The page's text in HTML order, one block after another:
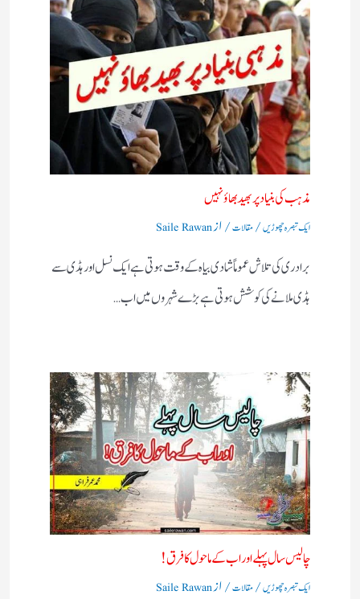
مذہب کی بنیاد پر بھید بھاؤ نہیں​
ایک تبصرہ چھوڑیں/مقالات/ ازSaile Rawan
برادری کی تلاش عموماً شادی بیاہ کے وقت ہوتی ہے ایک نسل اور ہڈی سے
ہڈی ملانے کی کوشش ہوتی ہے بڑے شہروں میں اب…
چالیس سال پہلے اور اب کے ماحول کا فرق !
ایک تبصرہ چھوڑیں/مقالات/ ازSaile Rawan